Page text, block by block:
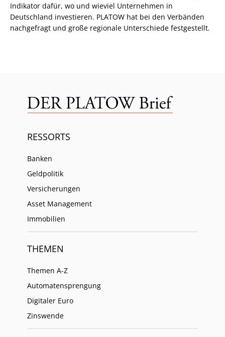
Indikator dafür, wo und wieviel Unternehmen in
Deutschland investieren. PLATOW hat bei den Verbänden
nachgefragt und große regionale Unterschiede festgestellt.
RESSORTS
Banken
Geldpolitik
Versicherungen
Asset Management
Immobilien
THEMEN
Themen A-Z
Automatensprengung
Digitaler Euro
Zinswende